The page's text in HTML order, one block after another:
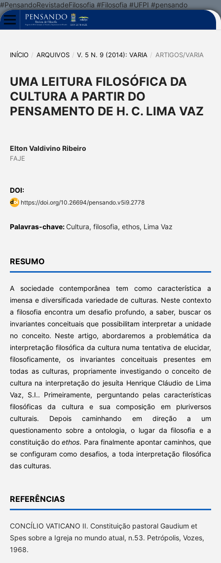
#PensandoRevistadeFilosofia #Filosofia #UFPI #pensando
INÍCIO / ARQUIVOS / V. 5 N. 9 (2014): VARIA / ARTIGOS/VARIA
UMA LEITURA FILOSÓFICA DA
CULTURA A PARTIR DO
PENSAMENTO DE H. C. LIMA VAZ
Elton Valdivino Ribeiro
FAJE
DOI:
https://doi.org/10.26694/pensando.v5i9.2778
Palavras-chave: Cultura, filosofia, ethos, Lima Vaz
RESUMO
A sociedade contemporânea tem como característica a
imensa e diversificada variedade de culturas. Neste contexto
a filosofia encontra um desafio profundo, a saber, buscar os
invariantes conceituais que possibilitam interpretar a unidade
no conceito. Neste artigo, abordaremos a problemática da
interpretação filosófica da cultura numa tentativa de elucidar,
filosoficamente, os invariantes conceituais presentes em
todas as culturas, propriamente investigando o conceito de
cultura na interpretação do jesuíta Henrique Cláudio de Lima
Vaz, S.I.. Primeiramente, perguntando pelas características
filosóficas da cultura e sua composição em pluriversos
culturais. Depois caminhando em direção a um
questionamento sobre a ontologia, o lugar da filosofia e a
constituição doethos. Para finalmente apontar caminhos, que
se configuram como desafios, a toda interpretação filosófica
das culturas.
REFERÊNCIAS
CONCÍLIO VATICANO II. Constituição pastoral Gaudium et
Spes sobre a Igreja no mundo atual, n.53. Petrópolis, Vozes,
1968.